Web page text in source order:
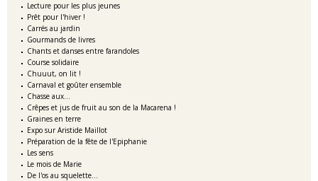
Lecture pour les plus jeunes
Prêt pour l'hiver !
Carrés au jardin
Gourmands de livres
Chants et danses entre farandoles
Course solidaire
Chuuut, on lit !
Carnaval et goûter ensemble
Chasse aux...
Crêpes et jus de fruit au son de la Macarena !
Graines en terre
Expo sur Aristide Maillot
Préparation de la fête de l'Epiphanie
Les sens
Le mois de Marie
De l'os au squelette...